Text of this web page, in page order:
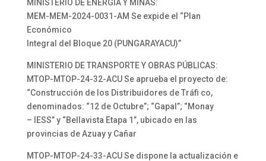
MINISTERIO DE ENERGÍA Y MINAS:
MEM-MEM-2024-0031-AM Se expide el “Plan
Económico
Integral del Bloque 20 (PUNGARAYACU)”
MINISTERIO DE TRANSPORTE Y OBRAS PÚBLICAS:
MTOP-MTOP-24-32-ACU Se aprueba el proyecto de:
“Construcción de los Distribuidores de Tráfi co,
denominados: “12 de Octubre”; “Gapal”; “Monay
– IESS” y “Bellavista Etapa 1”, ubicado en las
provincias de Azuay y Cañar
MTOP-MTOP-24-33-ACU Se dispone la actualización e